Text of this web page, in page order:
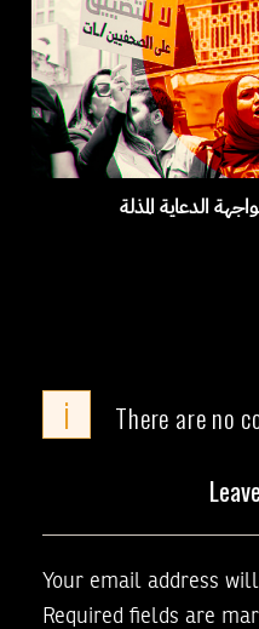
الدعاية المذلة
i There are no
Your email address
Required fields are